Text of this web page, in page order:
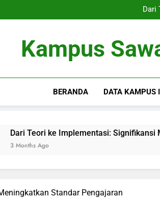
Dari
Dari
Kampus
BERANDA DATA KAMPUS
ke Implementasi: Signifikansi Magang
Standar Pengajaran